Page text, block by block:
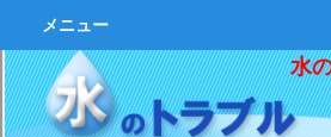
水
メニュー